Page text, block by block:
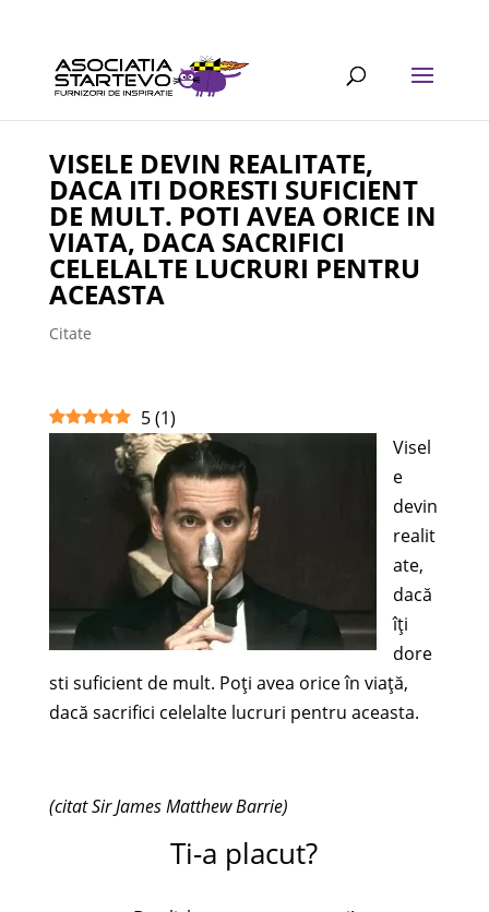
VISELE DEVIN REALITATE,
DACA ITI DORESTI SUFICIENT
DE MULT. POTI AVEA ORICE IN
VIATA, DACA SACRIFICI
CELELALTE LUCRURI PENTRU
ACEASTA
Citate
5 (1)
Visel
e
devin
realit
ate,
dacă
îţi
dore
sti suficient de mult. Poţi avea orice în viaţă,
dacă sacrifici celelalte lucruri pentru aceasta.
(citat Sir James Matthew Barrie)
Ti-a placut?